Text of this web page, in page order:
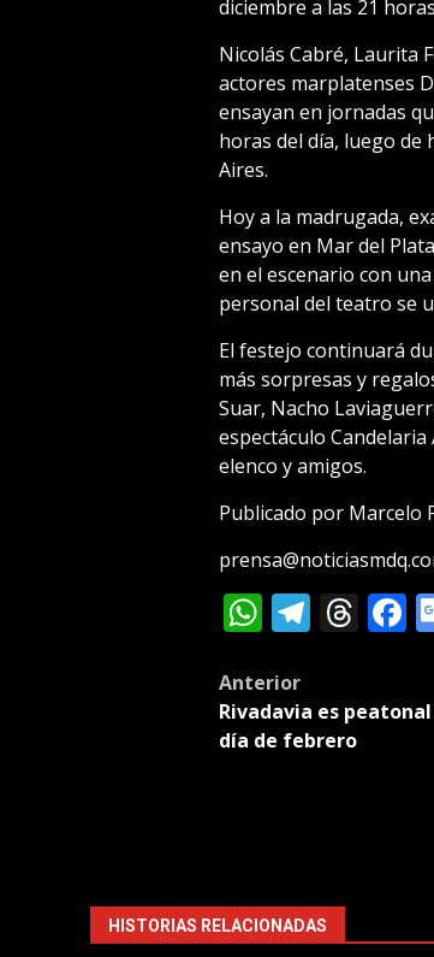
diciembre a las 21
Nicolás Cabré, Laurita
actores marplatenses
ensayan en jornadas
horas del día, luego de
Aires.
Hoy a la madrugada,
ensayo en Mar del
en el escenario con
personal del teatro se
El festejo continuará
más sorpresas y
Suar, Nacho
espectáculo
elenco y amigos.
Publicado por Marcelo
Post
navigation
Anterior
Rivadavia es
día de febrero
HISTORIAS RELACIONADAS